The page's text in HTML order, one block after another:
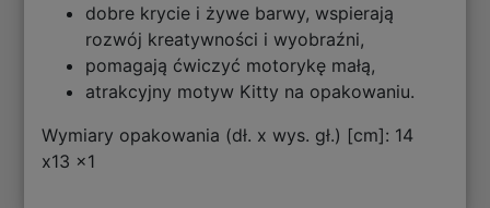
dobre krycie i żywe barwy, wspierają
rozwój kreatywności i wyobraźni,
pomagają ćwiczyć motorykę małą,
atrakcyjny motyw Kitty na opakowaniu.
Wymiary opakowania (dł. x wys. gł.) [cm]: 14
x13 x1